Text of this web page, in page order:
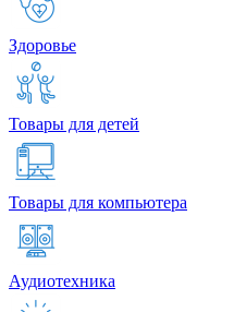
Здоровье
Товары для детей
Товары для компьютера
Аудиотехника